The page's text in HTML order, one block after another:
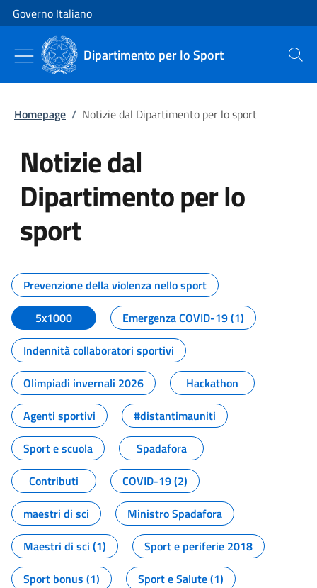
Vai al contenuto
Vai alla navigazione del sito
Governo Italiano
Dipartimento per lo Sport Cerca
Homepage / Notizie dal Dipartimento per lo sport
Notizie dal
Dipartimento per lo
sport
Tutti i contenuti della pagina
Prevenzione della violenza nello sport
5x1000
Emergenza COVID-19 (1)
Indennità collaboratori sportivi
Olimpiadi invernali 2026
Hackathon
Agenti sportivi
#distantimauniti
Sport e scuola
Spadafora
Contributi
COVID-19 (2)
maestri di sci
Ministro Spadafora
Maestri di sci (1)
Sport e periferie 2018
Sport bonus (1)
Sport e Salute (1)